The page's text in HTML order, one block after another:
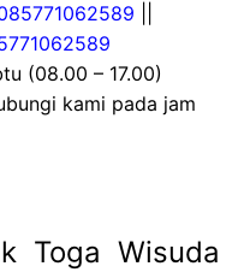
(08.00 – 17.00)
kami pada jam
Toga Wisuda